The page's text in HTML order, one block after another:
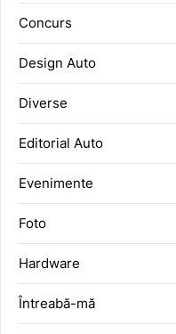
Concurs
Design Auto
Diverse
Editorial Auto
Evenimente
Foto
Hardware
Întreabă-mă